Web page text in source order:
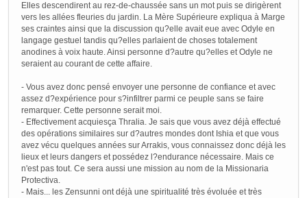
Elles descendirent au rez-de-chaussée sans un mot puis se dirigèrent
vers les allées fleuries du jardin. La Mère Supérieure expliqua à Marge
ses craintes ainsi que la discussion qu?elle avait eue avec Odyle en
langage gestuel tandis qu?elles parlaient de choses totalement
anodines à voix haute. Ainsi personne d?autre qu?elles et Odyle ne
seraient au courant de cette affaire.
- Vous avez donc pensé envoyer une personne de confiance et avec
assez d?expérience pour s?infiltrer parmi ce peuple sans se faire
remarquer. Cette personne serait moi.
- Effectivement acquiesça Thralia. Je sais que vous avez déjà effectué
des opérations similaires sur d?autres mondes dont Ishia et que vous
avez vécu quelques années sur Arrakis, vous connaissez donc déjà les
lieux et leurs dangers et possédez l?endurance nécessaire. Mais ce
n'est pas tout. Ce sera aussi une mission au nom de la Missionaria
Protectiva.
- Mais... les Zensunni ont déjà une spiritualité très évoluée et très